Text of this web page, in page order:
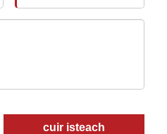
cuir isteach